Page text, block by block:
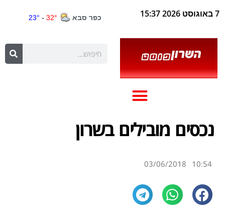
7 באוגוסט 2026 15:37
נכסים מובילים בשרון
10:54
03/06/2018